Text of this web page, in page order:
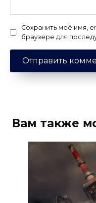
Сохранить моё имя,
браузере для
Вам также